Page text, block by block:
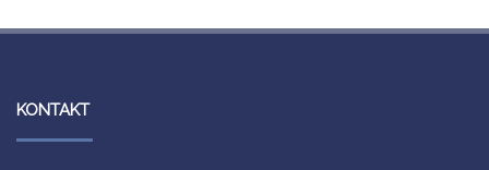
KONTAKT